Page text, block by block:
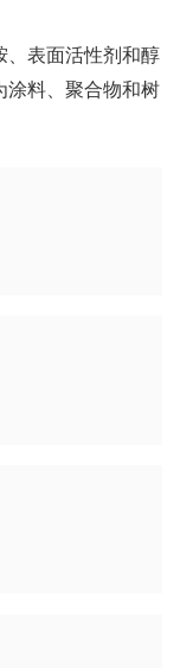
、表面活性剂和醇
涂料、聚合物和树